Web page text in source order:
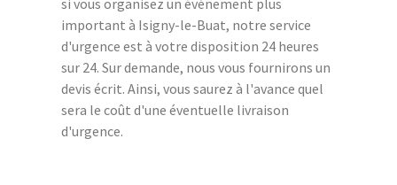
important à Isigny-le-Buat, notre service
d'urgence est à votre disposition 24 heures
sur 24. Sur demande, nous vous fournirons un
devis écrit. Ainsi, vous saurez à l'avance quel
sera le coût d'une éventuelle livraison
d'urgence.